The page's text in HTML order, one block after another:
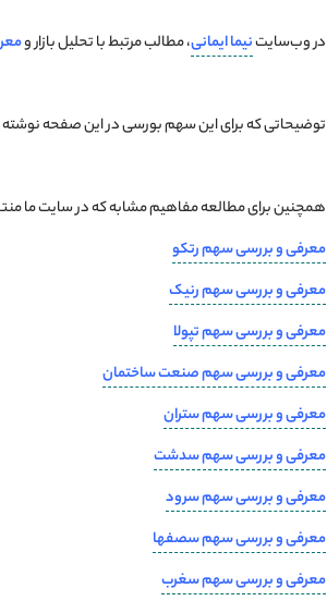
در وب‌سایتنیما ایمانی، مطالب مرتبط با تحلیل بازار و
توضیحاتی که برای این سهم بورسی در این صفحه نوشته
همچنین برای مطالعه مفاهیم مشابه که در سایت ما
معرفی و بررسی سهم رتکو
معرفی و بررسی سهم رنیک
معرفی و بررسی سهم تپولا
معرفی و بررسی سهم صنعت ساختمان
معرفی و بررسی سهم ستران
معرفی و بررسی سهم سدشت
معرفی و بررسی سهم سرود
معرفی و بررسی سهم سصفها
معرفی و بررسی سهم سغرب